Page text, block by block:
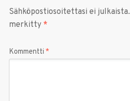
Sähköpostiosoitettasi ei julkaista.
merkitty *
Kommentti *